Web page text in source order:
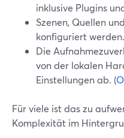
inklusive Plugins
Szenen, Quellen
konfiguriert werden.
Die
von der lokalen
Einstellungen ab. (
Für viele ist das zu
Komplexität im